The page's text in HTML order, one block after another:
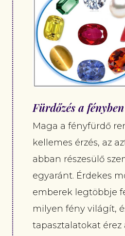
Fürdőzés a fényben
Maga a fényfürdő
kellemes érzés, az
abban részesülő
egyaránt. Érdekes
emberek legtöbbje
milyen fény világít,
tapasztalatokat érez